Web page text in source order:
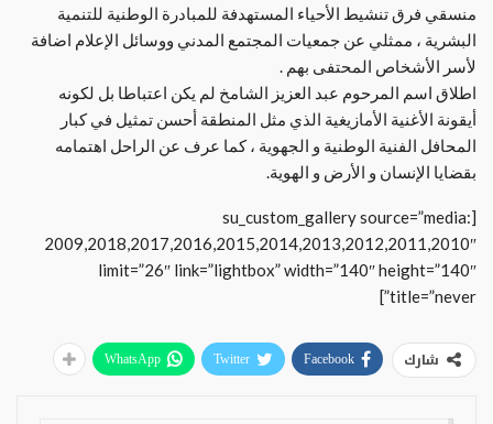
منسقي فرق تنشيط الأحياء المستهدفة للمبادرة الوطنية للتنمية
البشرية ، ممثلي عن جمعيات المجتمع المدني ووسائل الإعلام اضافة
لأسر الأشخاص المحتفى بهم .
اطلاق اسم المرحوم عبد العزيز الشامخ لم يكن اعتباطا بل لكونه
أيقونة الأغنية الأمازيغية الذي مثل المنطقة أحسن تمثيل في كبار
المحافل الفنية الوطنية و الجهوية ، كما عرف عن الراحل اهتمامه
بقضايا الإنسان و الأرض و الهوية.
[su_custom_gallery source=”media:
2009,2018,2017,2016,2015,2014,2013,2012,2011,2010″
limit=”26″ link=”lightbox” width=”140″ height=”140″
title=”never”]
شارك Facebook
Twitter
WhatsApp